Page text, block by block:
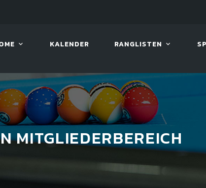
KALENDER RANGLISTEN
MITGLIEDERBEREICH